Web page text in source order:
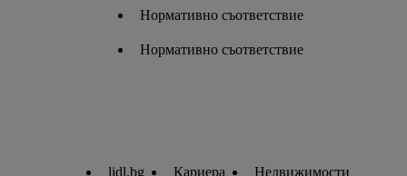
Нормативно съответствие
Нормативно съответствие
lidl.bg Кариера Недвижимости